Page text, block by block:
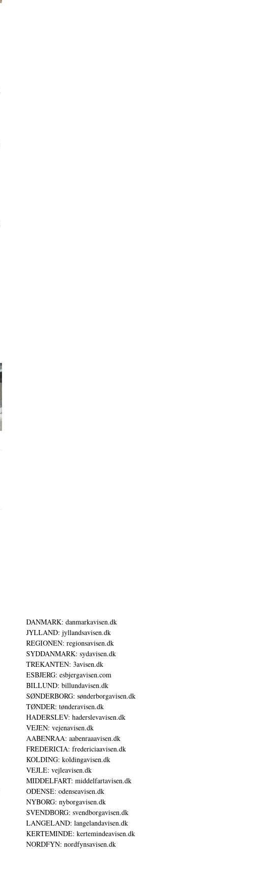
DANMARK: danmarkavisen.dk
JYLLAND: jyllandsavisen.dk
REGIONEN: regionsavisen.dk
SYDDANMARK: sydavisen.dk
TREKANTEN: 3avisen.dk
ESBJERG: esbjergavisen.com
BILLUND: billundavisen.dk
SØNDERBORG: sønderborgavisen.dk
TØNDER: tønderavisen.dk
HADERSLEV: haderslevavisen.dk
VEJEN: vejenavisen.dk
AABENRAA: aabenraaavisen.dk
FREDERICIA: fredericiaavisen.dk
KOLDING: koldingavisen.dk
VEJLE: vejleavisen.dk
MIDDELFART: middelfartavisen.dk
ODENSE: odenseavisen.dk
NYBORG: nyborgavisen.dk
SVENDBORG: svendborgavisen.dk
LANGELAND: langelandavisen.dk
KERTEMINDE: kertemindeavisen.dk
NORDFYN: nordfynsavisen.dk